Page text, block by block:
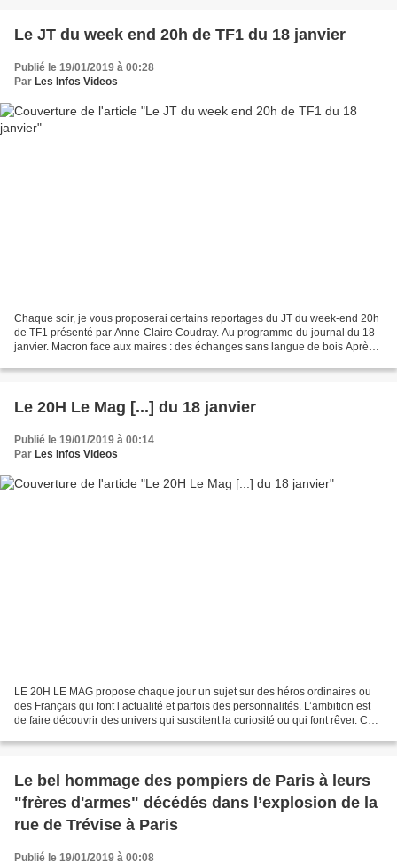
Le JT du week end 20h de TF1 du 18 janvier
Publié le 19/01/2019 à 00:28
Par Les Infos Videos
Chaque soir, je vous proposerai certains reportages du JT du week-end 20h
de TF1 présenté par Anne-Claire Coudray. Au programme du journal du 18
janvier. Macron face aux maires : des échanges sans langue de bois Après
Le 20H Le Mag [...] du 18 janvier
Publié le 19/01/2019 à 00:14
Par Les Infos Videos
LE 20H LE MAG propose chaque jour un sujet sur des héros ordinaires ou
des Français qui font l’actualité et parfois des personnalités. L’ambition est
de faire découvrir des univers qui suscitent la curiosité ou qui font rêver. Ce
Le bel hommage des pompiers de Paris à leurs
"frères d'armes" décédés dans l’explosion de la
rue de Trévise à Paris
Publié le 19/01/2019 à 00:08